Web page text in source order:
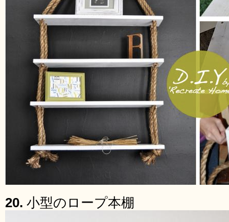
20. 小型のロープ本棚